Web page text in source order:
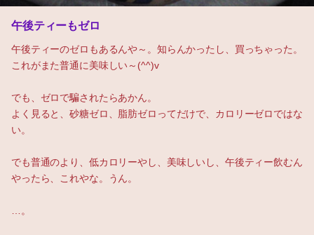
午後ティーもゼロ
午後ティーのゼロもあるんや～。知らんかったし、買っちゃった。
これがまた普通に美味しい～(^^)v
でも、ゼロで騙されたらあかん。
よく見ると、砂糖ゼロ、脂肪ゼロってだけで、カロリーゼロではな
い。
でも普通のより、低カロリーやし、美味しいし、午後ティー飲むん
やったら、これやな。うん。
…。